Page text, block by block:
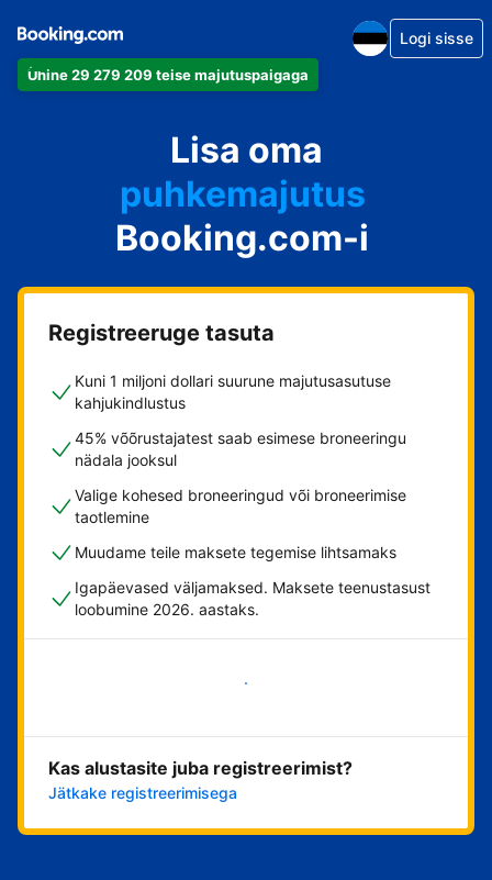
Ühine 29 279 209 teise majutuspaigaga
Logi sisse
Lisa oma
apartement
hotell
puhkemajutus
külalistemaja
hostel
Booking.com-i
Registreeruge tasuta
Kuni 1 miljoni dollari suurune majutusasutuse
kahjukindlustus
45% võõrustajatest saab esimese broneeringu
nädala jooksul
Valige kohesed broneeringud või broneerimise
taotlemine
Muudame teile maksete tegemise lihtsamaks
Igapäevased väljamaksed. Maksete teenustasust
loobumine 2026. aastaks.
Alusta kohe
Kas alustasite juba registreerimist?
Jätkake registreerimisega